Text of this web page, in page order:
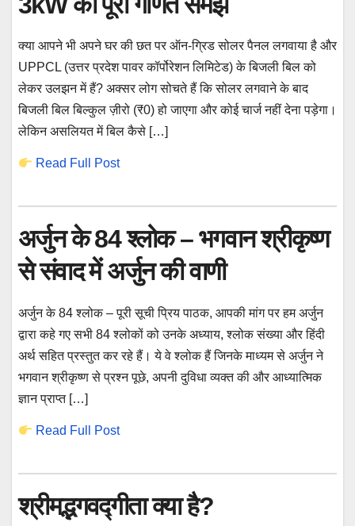
क्या आपने भी अपने घर की छत पर ऑन-ग्रिड सोलर पैनल लगवाया है और
UPPCL (उत्तर प्रदेश पावर कॉर्पोरेशन लिमिटेड) के बिजली बिल को
लेकर उलझन में हैं? अक्सर लोग सोचते हैं कि सोलर लगवाने के बाद
बिजली बिल बिल्कुल ज़ीरो (₹0) हो जाएगा और कोई चार्ज नहीं देना पड़ेगा।
लेकिन असलियत में बिल कैसे […]
Read Full Post
अर्जुन के 84 श्लोक – भगवान श्रीकृष्ण
से संवाद में अर्जुन की वाणी
अर्जुन के 84 श्लोक – पूरी सूची प्रिय पाठक, आपकी मांग पर हम अर्जुन
द्वारा कहे गए सभी 84 श्लोकों को उनके अध्याय, श्लोक संख्या और हिंदी
अर्थ सहित प्रस्तुत कर रहे हैं। ये वे श्लोक हैं जिनके माध्यम से अर्जुन ने
भगवान श्रीकृष्ण से प्रश्न पूछे, अपनी दुविधा व्यक्त की और आध्यात्मिक
ज्ञान प्राप्त […]
Read Full Post
श्रीमद्भगवद्गीता क्या है?